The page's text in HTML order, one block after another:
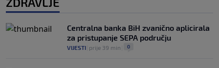
Centralna banka BiH zvanično aplicirala
za pristupanje SEPA području
VIJESTI prije 39 min 0